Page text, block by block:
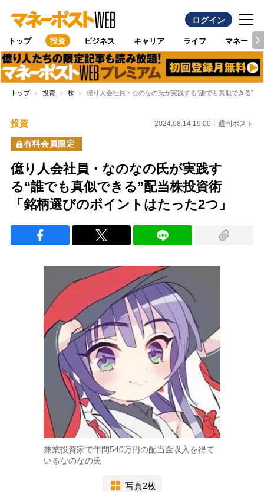
ログイン
トップ 投資 ビジネス キャリア ライフ マネー
トップ 投資 株 億り人会社員・なのなの氏が実践する“誰でも真似できる”
投資 2024.08.14 19:00 週刊ポスト
有料会員限定
億り人会社員・なのなの氏が実践す
る“誰でも真似できる”配当株投資術
「銘柄選びのポイントはたった2つ」
兼業投資家で年間540万円の配当金収入を得て
いるなのなの氏
写真2枚